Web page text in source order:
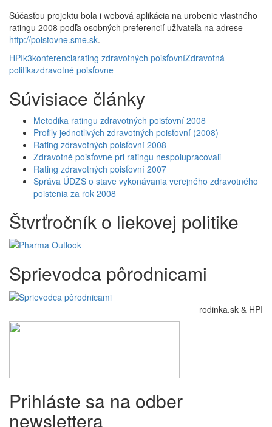
Súčasťou projektu bola i webová aplikácia na urobenie vlastného
ratingu 2008 podľa osobných preferencií užívateľa na adrese
http://poistovne.sme.sk.
HPIk3konferenciarating zdravotných poisťovníZdravotná
politikazdravotné poisťovne
Súvisiace články
Metodika ratingu zdravotných poisťovní 2008
Profily jednotlivých zdravotných poisťovní (2008)
Rating zdravotných poisťovní 2008
Zdravotné poisťovne pri ratingu nespolupracovali
Rating zdravotných poisťovní 2007
Správa ÚDZS o stave vykonávania verejného zdravotného
poistenia za rok 2008
Štvrťročník o liekovej politike
Sprievodca pôrodnicami
rodinka.sk & HPI
Prihláste sa na odber
newslettera